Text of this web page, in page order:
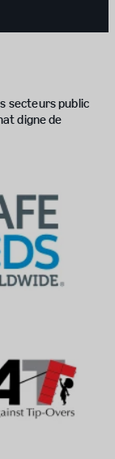
secteurs public
digne de